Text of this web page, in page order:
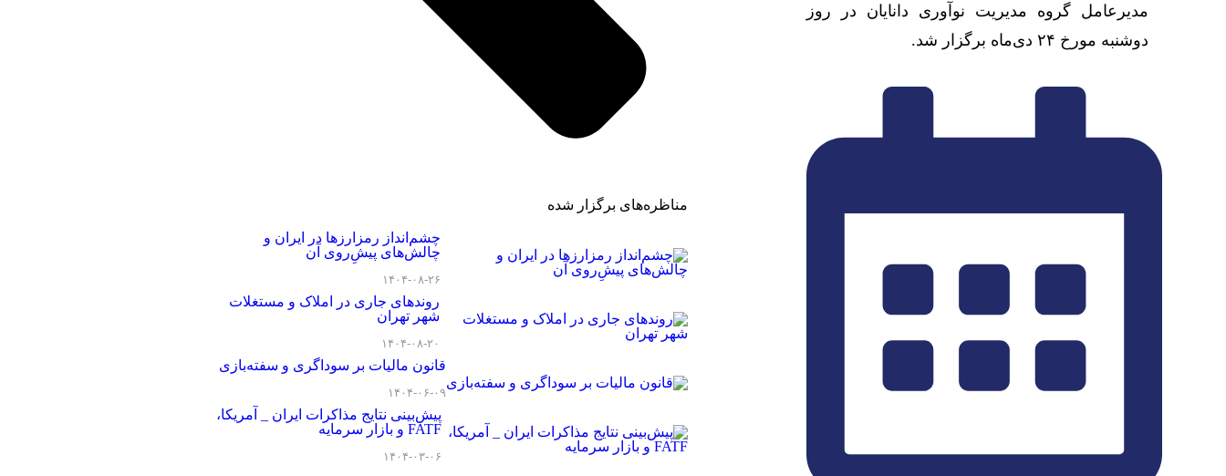
مدیرعامل گروه مدیریت نوآوری دانایان در روز
دوشنبه مورخ ‏‏۲۴ دی‌ماه برگزار شد.‏
مناظره‌های برگزار شده
چشم‌انداز رمزارزها در ایران و
چالش‌های پیشِ‌روی آن
۱۴۰۴-۰۸-۲۶
روند‌های جاری در املاک و مستغلات
شهر تهران
۱۴۰۴-۰۸-۲۰
قانون مالیات بر سوداگری و سفته‌بازی
۱۴۰۴-۰۶-۰۹
پیش‌بینی نتایج مذاکرات ایران _ آمریکا،
FATF و بازار سرمایه
۱۴۰۴-۰۳-۰۶